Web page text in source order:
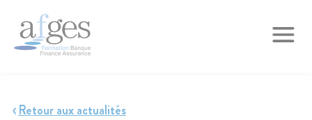
Retour aux actualités